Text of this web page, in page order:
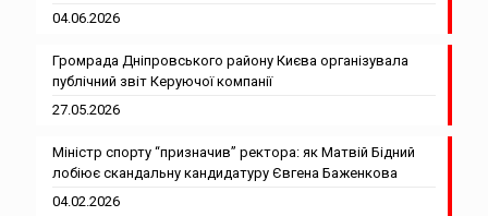
04.06.2026
Громрада Дніпровського району Києва організувала
публічний звіт Керуючої компанії
27.05.2026
Міністр спорту “призначив” ректора: як Матвій Бідний
лобіює скандальну кандидатуру Євгена Баженкова
04.02.2026